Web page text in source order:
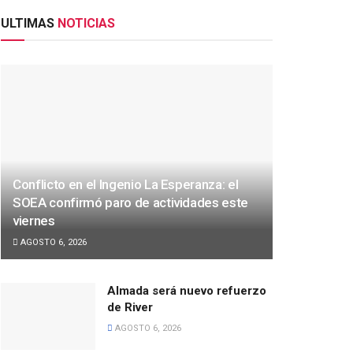
ULTIMAS NOTICIAS
Conflicto en el Ingenio La Esperanza: el
SOEA confirmó paro de actividades este
viernes
AGOSTO 6, 2026
Almada será nuevo refuerzo
de River
AGOSTO 6, 2026